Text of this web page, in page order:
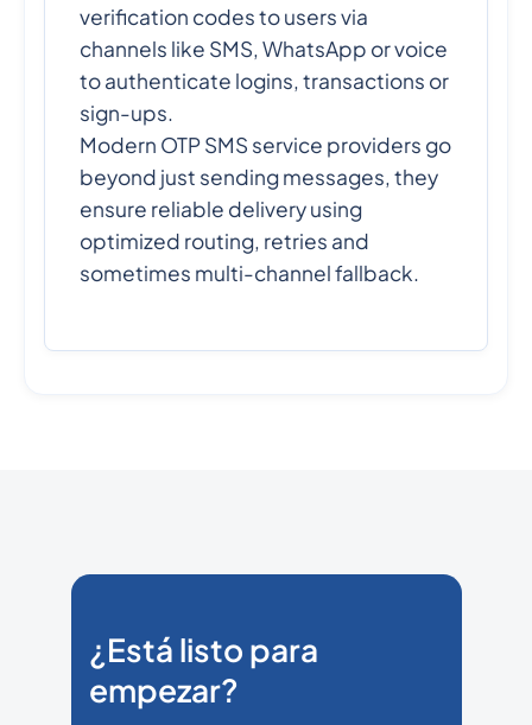
verification codes to users via
channels like SMS, WhatsApp or voice
to authenticate logins, transactions or
sign-ups.
Modern OTP SMS service providers go
beyond just sending messages, they
ensure reliable delivery using
optimized routing, retries and
sometimes multi-channel fallback.
¿Está listo para
empezar?